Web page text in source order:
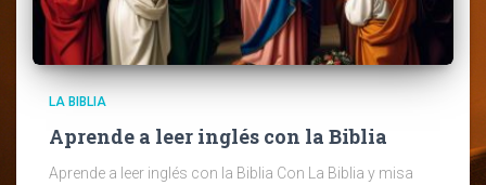
LA BIBLIA
Aprende a leer inglés con la Biblia
Aprende a leer inglés con la Biblia Con La Biblia y misa